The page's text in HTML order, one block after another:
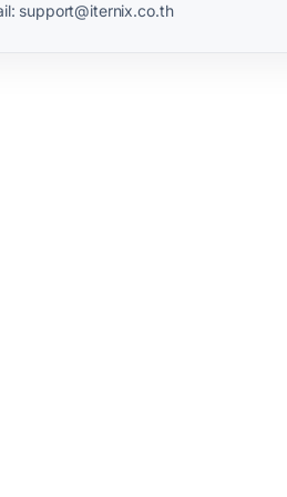
support@iternix.co.th